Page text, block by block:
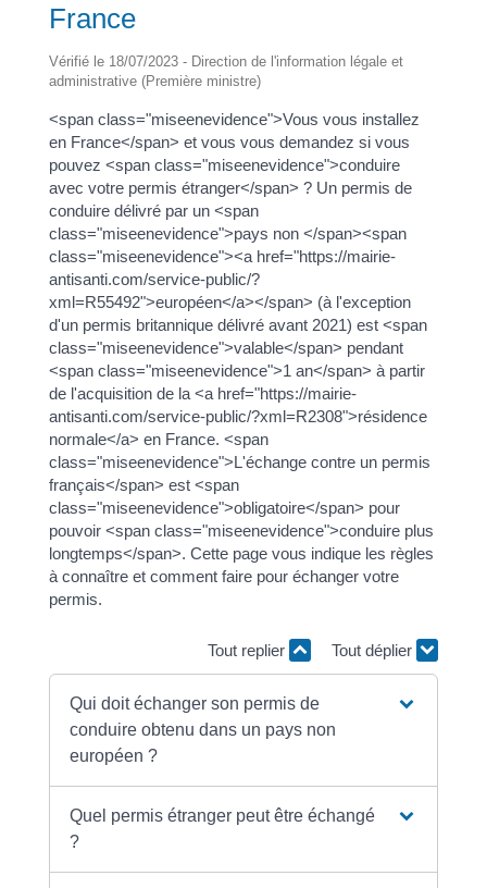
France
Vérifié le 18/07/2023 - Direction de l'information légale et
administrative (Première ministre)
<span class="miseenevidence">Vous vous installez
en France</span> et vous vous demandez si vous
pouvez <span class="miseenevidence">conduire
avec votre permis étranger</span> ? Un permis de
conduire délivré par un <span
class="miseenevidence">pays non </span><span
class="miseenevidence"><a href="https://mairie-
antisanti.com/service-public/?
xml=R55492">européen</a></span> (à l'exception
d'un permis britannique délivré avant 2021) est <span
class="miseenevidence">valable</span> pendant
<span class="miseenevidence">1 an</span> à partir
de l'acquisition de la <a href="https://mairie-
antisanti.com/service-public/?xml=R2308">résidence
normale</a> en France. <span
class="miseenevidence">L'échange contre un permis
français</span> est <span
class="miseenevidence">obligatoire</span> pour
pouvoir <span class="miseenevidence">conduire plus
longtemps</span>. Cette page vous indique les règles
à connaître et comment faire pour échanger votre
permis.
Tout replier Tout déplier
Qui doit échanger son permis de
conduire obtenu dans un pays non
européen ?
Quel permis étranger peut être échangé
?